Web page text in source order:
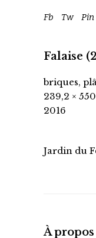
Falaise
briques,
239,2 ×
2016
Jardin du
À
Fb Tw Pin